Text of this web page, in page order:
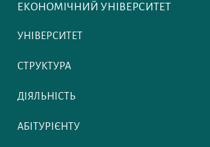
ЕКОНОМІЧНИЙ УНІВЕРСИТЕТ
УНІВЕРСИТЕТ
СТРУКТУРА
ДІЯЛЬНІСТЬ
АБІТУРІЄНТУ